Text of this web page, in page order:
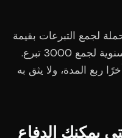
لجمع التبرعات بقيمة
30 تبرعًا، لكنها تفشل في حملة سنوية لجمع 3000 تبرع.
ربع المدة، ولا يثق به
يمكنك الدفاع